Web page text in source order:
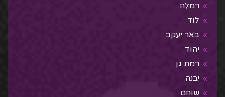
רמלה
לוד
באר יעקב
יהוד
רמת גן
יבנה
שוהם